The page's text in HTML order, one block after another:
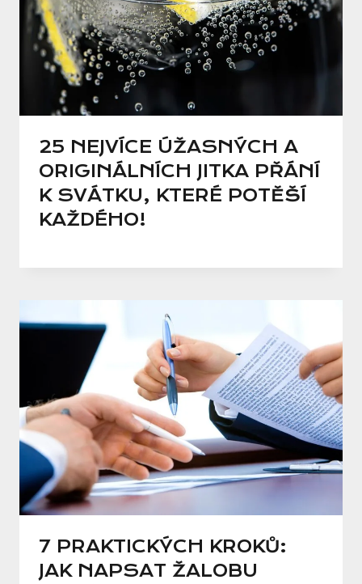
25 NEJVÍCE ÚŽASNÝCH A
ORIGINÁLNÍCH JITKA PŘÁNÍ
K SVÁTKU, KTERÉ POTĚŠÍ
KAŽDÉHO!
7 PRAKTICKÝCH KROKŮ:
JAK NAPSAT ŽALOBU